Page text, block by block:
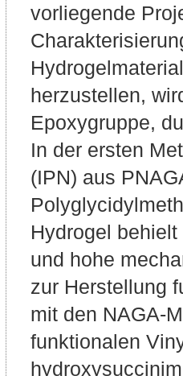
vorliegende
herzustellen,
Epoxygruppe,
In der ersten
(IPN) aus
Hydrogel
und hohe
zur Herstellung
mit den NAGA-
funktionalen